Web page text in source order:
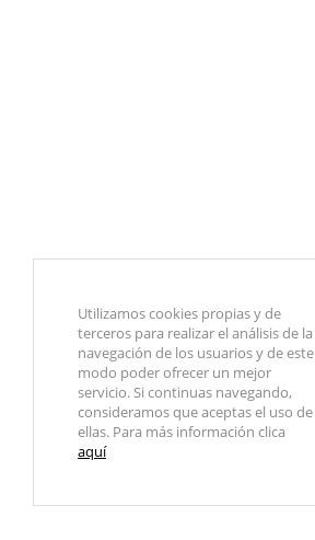
Utilizamos cookies propias y de
terceros para realizar el análisis de la
navegación de los usuarios y de este
modo poder ofrecer un mejor
servicio. Si continuas navegando,
consideramos que aceptas el uso de
ellas. Para más información clica
aquí